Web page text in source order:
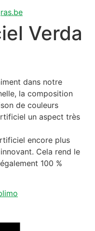
Verda
dans notre
la composition
de couleurs
un aspect très
encore plus
Cela rend le
100 %